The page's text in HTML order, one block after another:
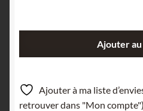
Durfort,
Gard.
Ajouter
Ajouter à ma liste
retrouver dans "Mon compte").